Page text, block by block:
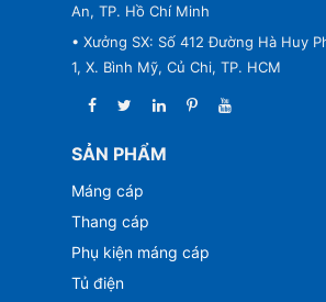
An, TP. Hồ Chí Minh
• Xưởng SX: Số 412 Đường Hà Huy
1, X. Bình Mỹ, Củ Chi, TP. HCM
SẢN PHẨM
Máng cáp
Thang cáp
Phụ kiện máng cáp
Tủ điện